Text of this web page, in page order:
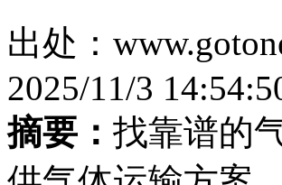
出处：
2025/11/3
摘要： 找靠谱的